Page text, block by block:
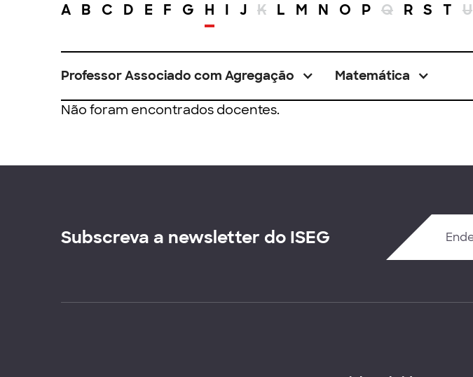
A B C D E F G H I J K L M N O P Q R S T U
Professor Associado com Agregação Matemática
Não foram encontrados docentes.
Subscreva a newsletter do ISEG